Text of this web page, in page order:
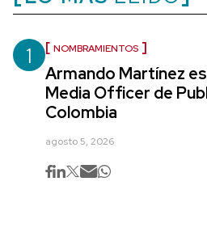
1 NOMBRAMIENTOS
Armando Martínez
Media Officer de
Colombia
agosto 5, 2026